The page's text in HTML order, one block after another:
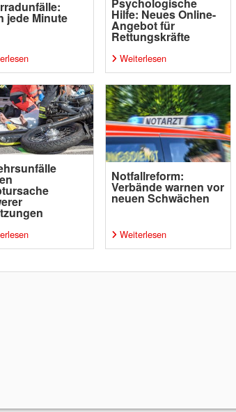
jede Minute Hilfe: Neues Online-
Angebot für
Rettungskräfte
Weiterlesen
Notfallreform:
Verbände warnen vor
neuen Schwächen
Weiterlesen